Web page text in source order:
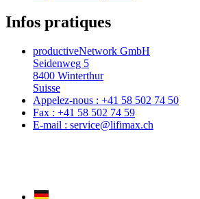
Infos pratiques
productiveNetwork GmbH
Seidenweg 5
8400 Winterthur
Suisse
Appelez-nous : +41 58 502 74 50
Fax : +41 58 502 74 59
E-mail : service@lifimax.ch